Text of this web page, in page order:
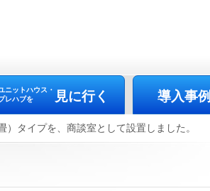
ニットハウス・
レハブを
見に行く 導入事例
タイプを、商談室として設置しました。